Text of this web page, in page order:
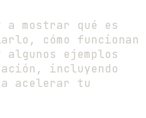
mostrar qué es
cómo funcionan
ejemplos
incluyendo
acelerar tu